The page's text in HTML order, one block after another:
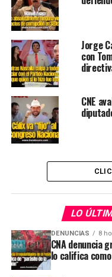
Jorge
con
CNE
LO
DENUNCIAS 8
CNA denuncia
lo califica